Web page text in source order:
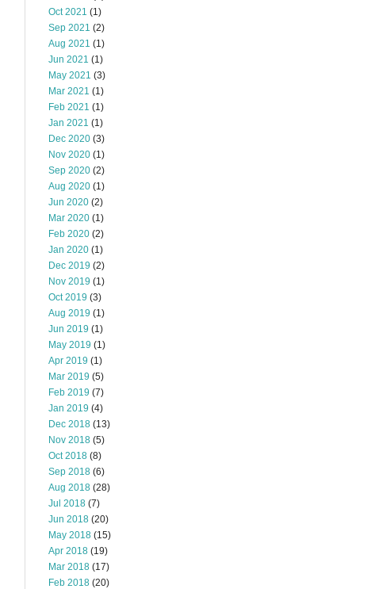
Oct 2021 (1)
Sep 2021 (2)
Aug 2021 (1)
Jun 2021 (1)
May 2021 (3)
Mar 2021 (1)
Feb 2021 (1)
Jan 2021 (1)
Dec 2020 (3)
Nov 2020 (1)
Sep 2020 (2)
Aug 2020 (1)
Jun 2020 (2)
Mar 2020 (1)
Feb 2020 (2)
Jan 2020 (1)
Dec 2019 (2)
Nov 2019 (1)
Oct 2019 (3)
Aug 2019 (1)
Jun 2019 (1)
May 2019 (1)
Apr 2019 (1)
Mar 2019 (5)
Feb 2019 (7)
Jan 2019 (4)
Dec 2018 (13)
Nov 2018 (5)
Oct 2018 (8)
Sep 2018 (6)
Aug 2018 (28)
Jul 2018 (7)
Jun 2018 (20)
May 2018 (15)
Apr 2018 (19)
Mar 2018 (17)
Feb 2018 (20)